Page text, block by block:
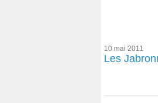
10 mai 2011
Les